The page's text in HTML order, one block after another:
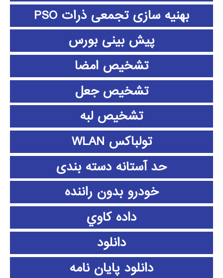
بهنیه سازی تجمعی ذرات PSO
پیش بینی بورس
تشخیص امضا
تشخیص جعل
تشخیص لبه
تولباکس WLAN
حد آستانه دسته بندی
خودرو بدون راننده
داده كاوي
دانلود
دانلود پايان نامه